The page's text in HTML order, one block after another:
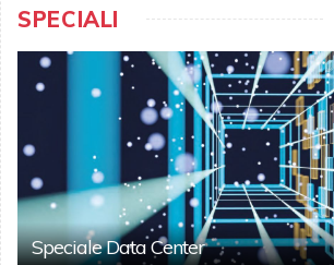
SPECIALI
Speciale Data Center